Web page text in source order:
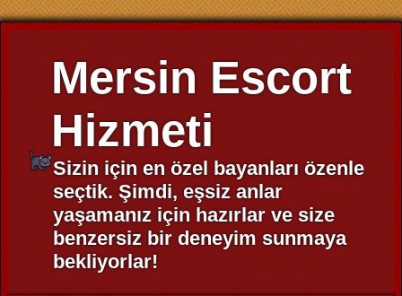
Mersin Escort
Hizmeti
Sizin için en özel bayanları özenle
seçtik. Şimdi, eşsiz anlar
yaşamanız için hazırlar ve size
benzersiz bir deneyim sunmaya
bekliyorlar!